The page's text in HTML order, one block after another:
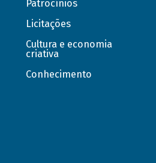
Patrocínios
Licitações
Cultura e economia
criativa
Conhecimento